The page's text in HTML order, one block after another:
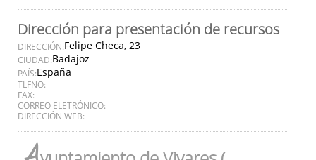
Dirección para presentación de recursos
DIRECCIÓN:Felipe Checa, 23
CIUDAD:Badajoz
PAÍS:España
TLFNO:
FAX:
CORREO ELETRÓNICO:
DIRECCIÓN WEB: